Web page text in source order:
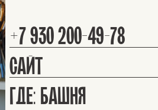
+7 930 200-49-78
САЙТ
ГДЕ: БАШНЯ